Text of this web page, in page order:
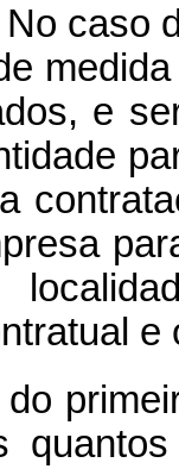
caso
e